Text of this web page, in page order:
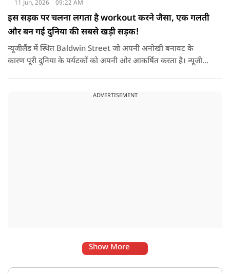
11 Jun, 2026 09:22 AM
इस सड़क पर चलना लगता है workout करने जैसा, एक गलती
और बन गई दुनिया की सबसे खड़ी सड़क!
न्यूजीलैंड में स्थित Baldwin Street जो अपनी अनोखी बनावट के
कारण पूरी दुनिया के पर्यटकों को अपनी ओर आकर्षित करता है। न्यूजीलैंड
पहुँचना बेहद आसान है। गिनीज बुक ऑफ वर्ल्ड रिकॉर्ड्स ने इस सड़क के
ADVERTISEMENT
Show More